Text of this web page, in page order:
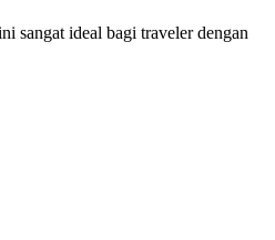
sangat ideal bagi traveler dengan